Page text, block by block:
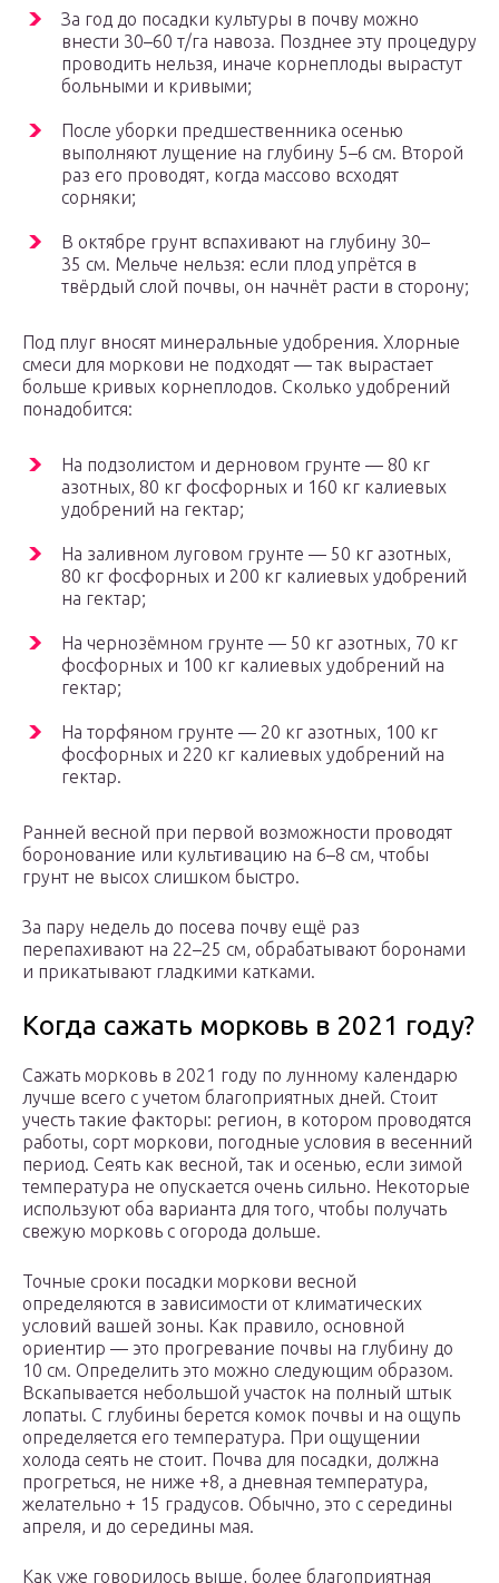
За год до посадки культуры в почву можно
внести 30–60 т/га навоза. Позднее эту процедуру
проводить нельзя, иначе корнеплоды вырастут
больными и кривыми;
После уборки предшественника осенью
выполняют лущение на глубину 5–6 см. Второй
раз его проводят, когда массово всходят
сорняки;
В октябре грунт вспахивают на глубину 30–
35 см. Мельче нельзя: если плод упрётся в
твёрдый слой почвы, он начнёт расти в сторону;
Под плуг вносят минеральные удобрения. Хлорные
смеси для моркови не подходят — так вырастает
больше кривых корнеплодов. Сколько удобрений
понадобится:
На подзолистом и дерновом грунте — 80 кг
азотных, 80 кг фосфорных и 160 кг калиевых
удобрений на гектар;
На заливном луговом грунте — 50 кг азотных,
80 кг фосфорных и 200 кг калиевых удобрений
на гектар;
На чернозёмном грунте — 50 кг азотных, 70 кг
фосфорных и 100 кг калиевых удобрений на
гектар;
На торфяном грунте — 20 кг азотных, 100 кг
фосфорных и 220 кг калиевых удобрений на
гектар.
Ранней весной при первой возможности проводят
боронование или культивацию на 6–8 см, чтобы
грунт не высох слишком быстро.
За пару недель до посева почву ещё раз
перепахивают на 22–25 см, обрабатывают боронами
и прикатывают гладкими катками.
Когда сажать морковь в 2021 году?
Сажать морковь в 2021 году по лунному календарю
лучше всего с учетом благоприятных дней. Стоит
учесть такие факторы: регион, в котором проводятся
работы, сорт моркови, погодные условия в весенний
период. Сеять как весной, так и осенью, если зимой
температура не опускается очень сильно. Некоторые
используют оба варианта для того, чтобы получать
свежую морковь с огорода дольше.
Точные сроки посадки моркови весной
определяются в зависимости от климатических
условий вашей зоны. Как правило, основной
ориентир — это прогревание почвы на глубину до
10 см. Определить это можно следующим образом.
Вскапывается небольшой участок на полный штык
лопаты. С глубины берется комок почвы и на ощупь
определяется его температура. При ощущении
холода сеять не стоит. Почва для посадки, должна
прогреться, не ниже +8, а дневная температура,
желательно + 15 градусов. Обычно, это с середины
апреля, и до середины мая.
Как уже говорилось выше, более благоприятная